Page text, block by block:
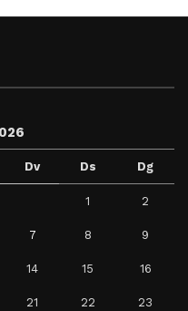
Dv Ds Dg
1 2
7 8 9
14 15 16
21 22 23